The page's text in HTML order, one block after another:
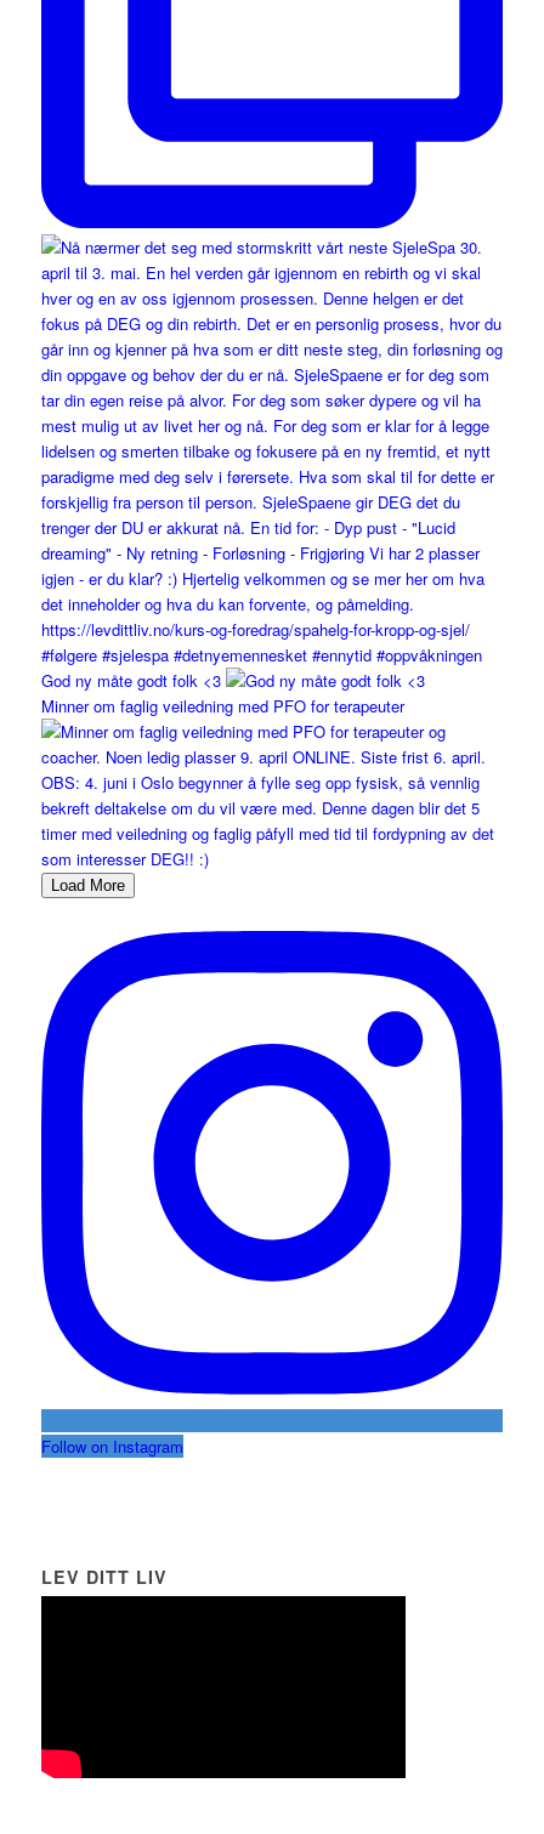
God ny måte godt folk <3
Minner om faglig veiledning med PFO for terapeuter
Load More
Follow on Instagram
LEV DITT LIV